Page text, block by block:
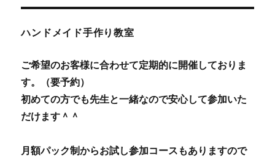
ハンドメイド手作り教室
ご希望のお客様に合わせて定期的に開催しておりま
す。（要予約）
初めての方でも先生と一緒なので安心して参加いた
だけます＾＾
月額パック制からお試し参加コースもありますので